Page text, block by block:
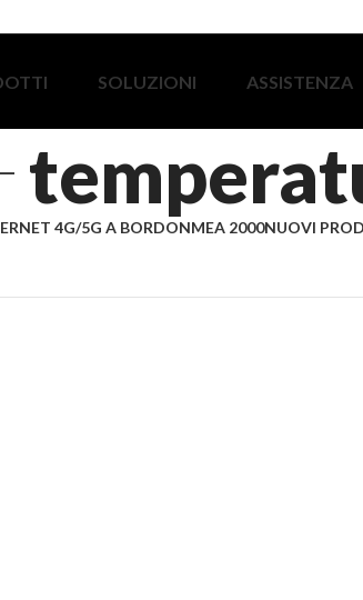
SOLUZIONI ASSISTENZA
4G/5G A BORDONMEA 2000NUOVI